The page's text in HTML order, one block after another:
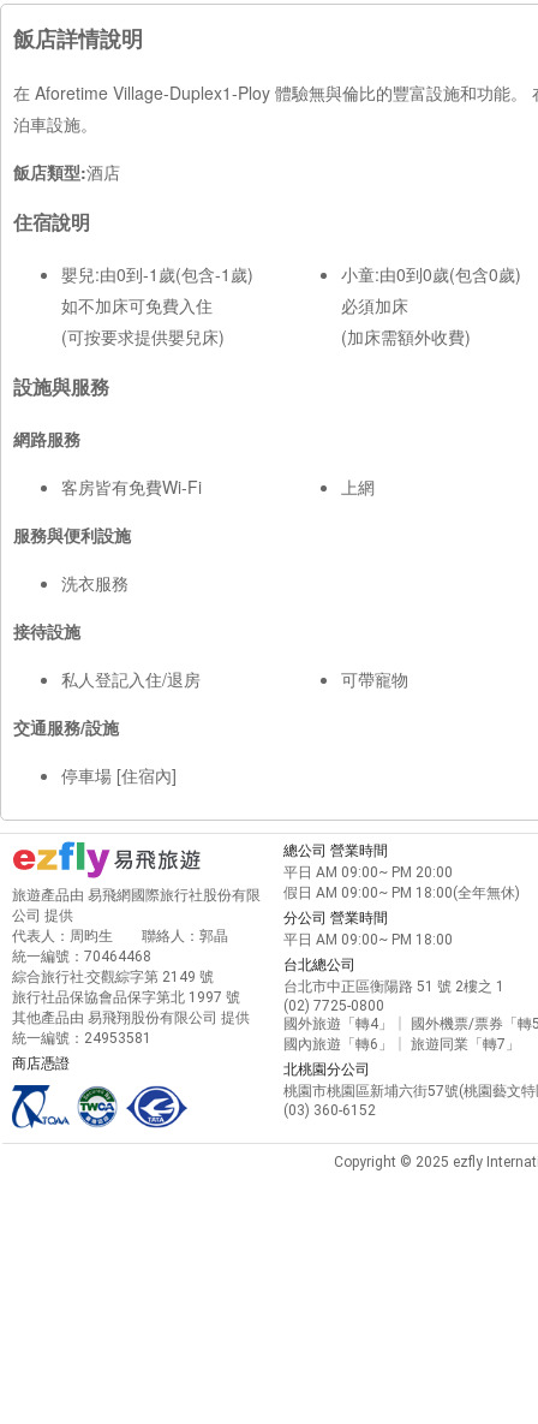
飯店詳情說明
在 Aforetime Village-Duplex1-Ploy 體驗無與倫比的豐富設施和功能
泊車設施。
飯店類型:酒店
住宿說明
嬰兒:由0到-1歲(包含-1歲)
如不加床可免費入住
(可按要求提供嬰兒床)
小童:由0到0歲(包含0歲)
必須加床
(加床需額外收費)
設施與服務
網路服務
客房皆有免費Wi-Fi
上網
服務與便利設施
洗衣服務
接待設施
私人登記入住/退房
可帶寵物
交通服務/設施
停車場 [住宿內]